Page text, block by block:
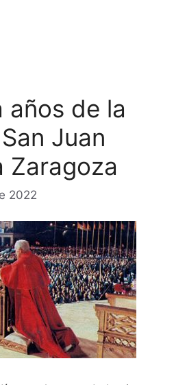
años de la
Juan
Zaragoza
2022